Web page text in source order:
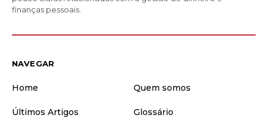
finanças pessoais.
NAVEGAR
Home Quem somos
Últimos Artigos
Glossário